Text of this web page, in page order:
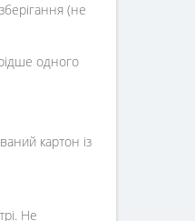
(не
одного
картон із
Не